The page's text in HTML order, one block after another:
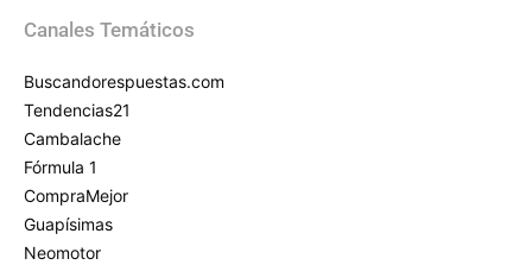
Canales Temáticos
Buscandorespuestas.com
Tendencias21
Cambalache
Fórmula 1
CompraMejor
Guapísimas
Neomotor